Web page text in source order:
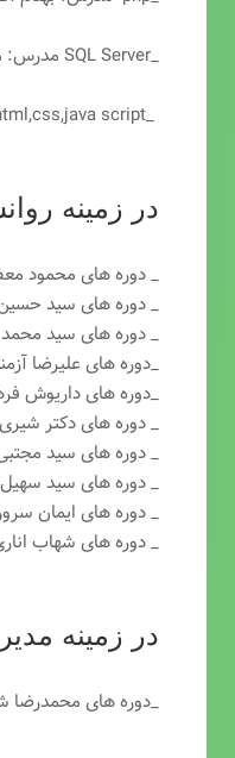
_SQL Server مدرس: مسعود طاهری
_html,css,java script مدرس: مهرداد نادری
در زمینه
_ دوره های محمود
_ دوره های سید
_ دوره های سید محمد
_دوره های علیرضا
_دوره های داریوش
_ دوره های دکتر شیری
_ دوره های سید
_ دوره های سید
_ دوره های ایمان
_ دوره های شهاب
در زمینه
_دوره های محمدرضا